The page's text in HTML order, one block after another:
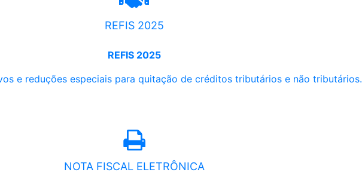
REFIS 2025
REFIS 2025
e reduções especiais para quitação de créditos tributários e não tributários.
NOTA FISCAL ELETRÔNICA